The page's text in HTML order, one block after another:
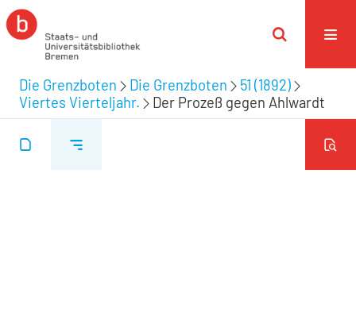
Die Grenzboten Die Grenzboten
51 (1892)
Viertes Vierteljahr.
Der Prozeß gegen Ahlwardt